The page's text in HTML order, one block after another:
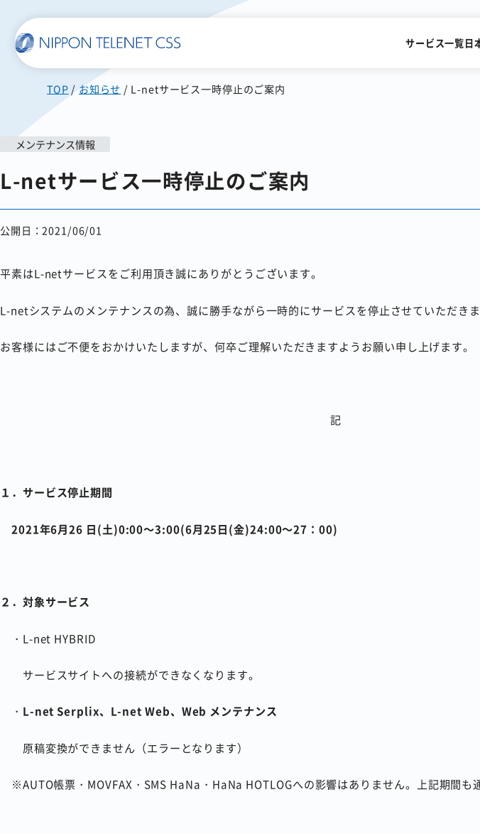
サービス一覧日
一覧で詳細を見る
SMS送信サービス
WEB郵便
TOP お知らせ L-netサービス一時停止のご案内
メンテナンス情報
L-netサービス一時停止のご案内
公開日：2021/06/01
平素はL-netサービスをご利用頂き誠にありがとうございます。
L-netシステムのメンテナンスの為、誠に勝手ながら一時的にサービスを停止させていただきま
お客様にはご不便をおかけいたしますが、何卒ご理解いただきますようお願い申し上げます。
記
１．サービス停止期間
2021年6月26 日(土)0:00～3:00(6月25日(金)24:00～27：00)
２．対象サービス
・ L-net HYBRID
サービスサイトへの接続ができなくなります。
・ L-net Serplix、L-net Web、Web メンテナンス
原稿変換ができません（エラーとなります）
※AUTO帳票・ MOVFAX ・ SMS HaNa ・ HaNa HOTLOGへの影響はありません。上記期間も